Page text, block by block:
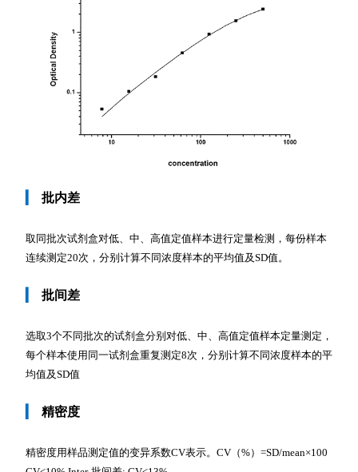
批内差
取同批次试剂盒对低、中、高值定值样本进行定量检测，每份样本
连续测定20次，分别计算不同浓度样本的平均值及SD值。
批间差
选取3个不同批次的试剂盒分别对低、中、高值定值样本定量测定，
每个样本使用同一试剂盒重复测定8次，分别计算不同浓度样本的平
均值及SD值
精密度
精密度用样品测定值的变异系数CV表示。CV（%）=SD/mean×100